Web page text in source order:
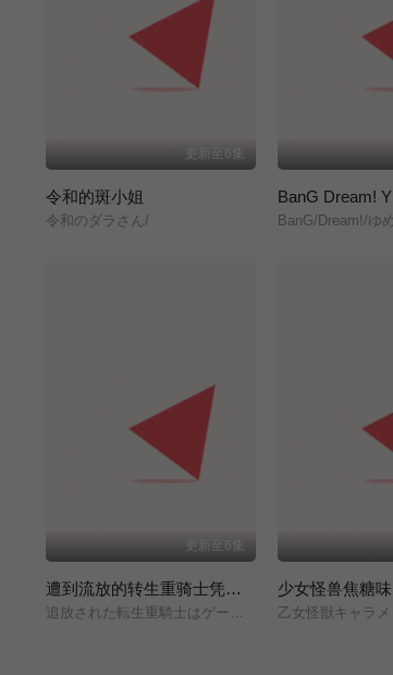
更新至6集
令和的斑小姐
令和のダラさん/
BanG Dream!
BanG/Dream!/ゆ
更新至6集
遭到流放的转生重骑士凭借游戏知识大开无双 少女怪兽焦糖味
乙女怪獣キャラ